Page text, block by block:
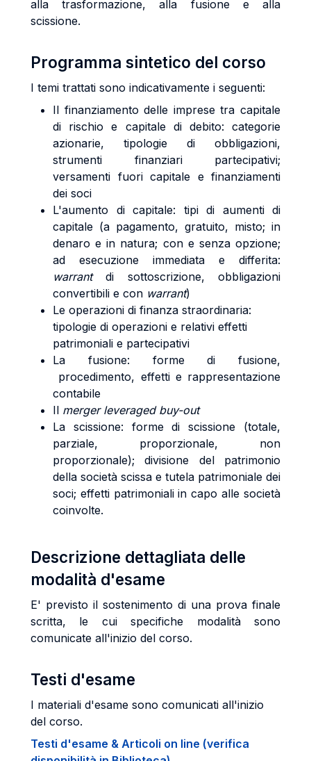
alla trasformazione, alla fusione e alla
scissione.
Programma sintetico del corso
I temi trattati sono indicativamente i seguenti:
Il finanziamento delle imprese tra capitale
di rischio e capitale di debito: categorie
azionarie, tipologie di obbligazioni,
strumenti finanziari partecipativi;
versamenti fuori capitale e finanziamenti
dei soci
L'aumento di capitale: tipi di aumenti di
capitale (a pagamento, gratuito, misto; in
denaro e in natura; con e senza opzione;
ad esecuzione immediata e differita:
warrantdi sottoscrizione, obbligazioni
convertibili e con warrant)
Le operazioni di finanza straordinaria:
tipologie di operazioni e relativi effetti
patrimoniali e partecipativi
La fusione: forme di fusione,
procedimento, effetti e rappresentazione
contabile
Il merger leveraged buy-out
La scissione: forme di scissione (totale,
parziale, proporzionale, non
proporzionale); divisione del patrimonio
della società scissa e tutela patrimoniale dei
soci; effetti patrimoniali in capo alle società
coinvolte.
Descrizione dettagliata delle
modalità d'esame
E' previsto il sostenimento di una prova finale
scritta, le cui specifiche modalità sono
comunicate all'inizio del corso.
Testi d'esame
I materiali d'esame sono comunicati all'inizio
del corso.
Testi d'esame & Articoli on line (verifica